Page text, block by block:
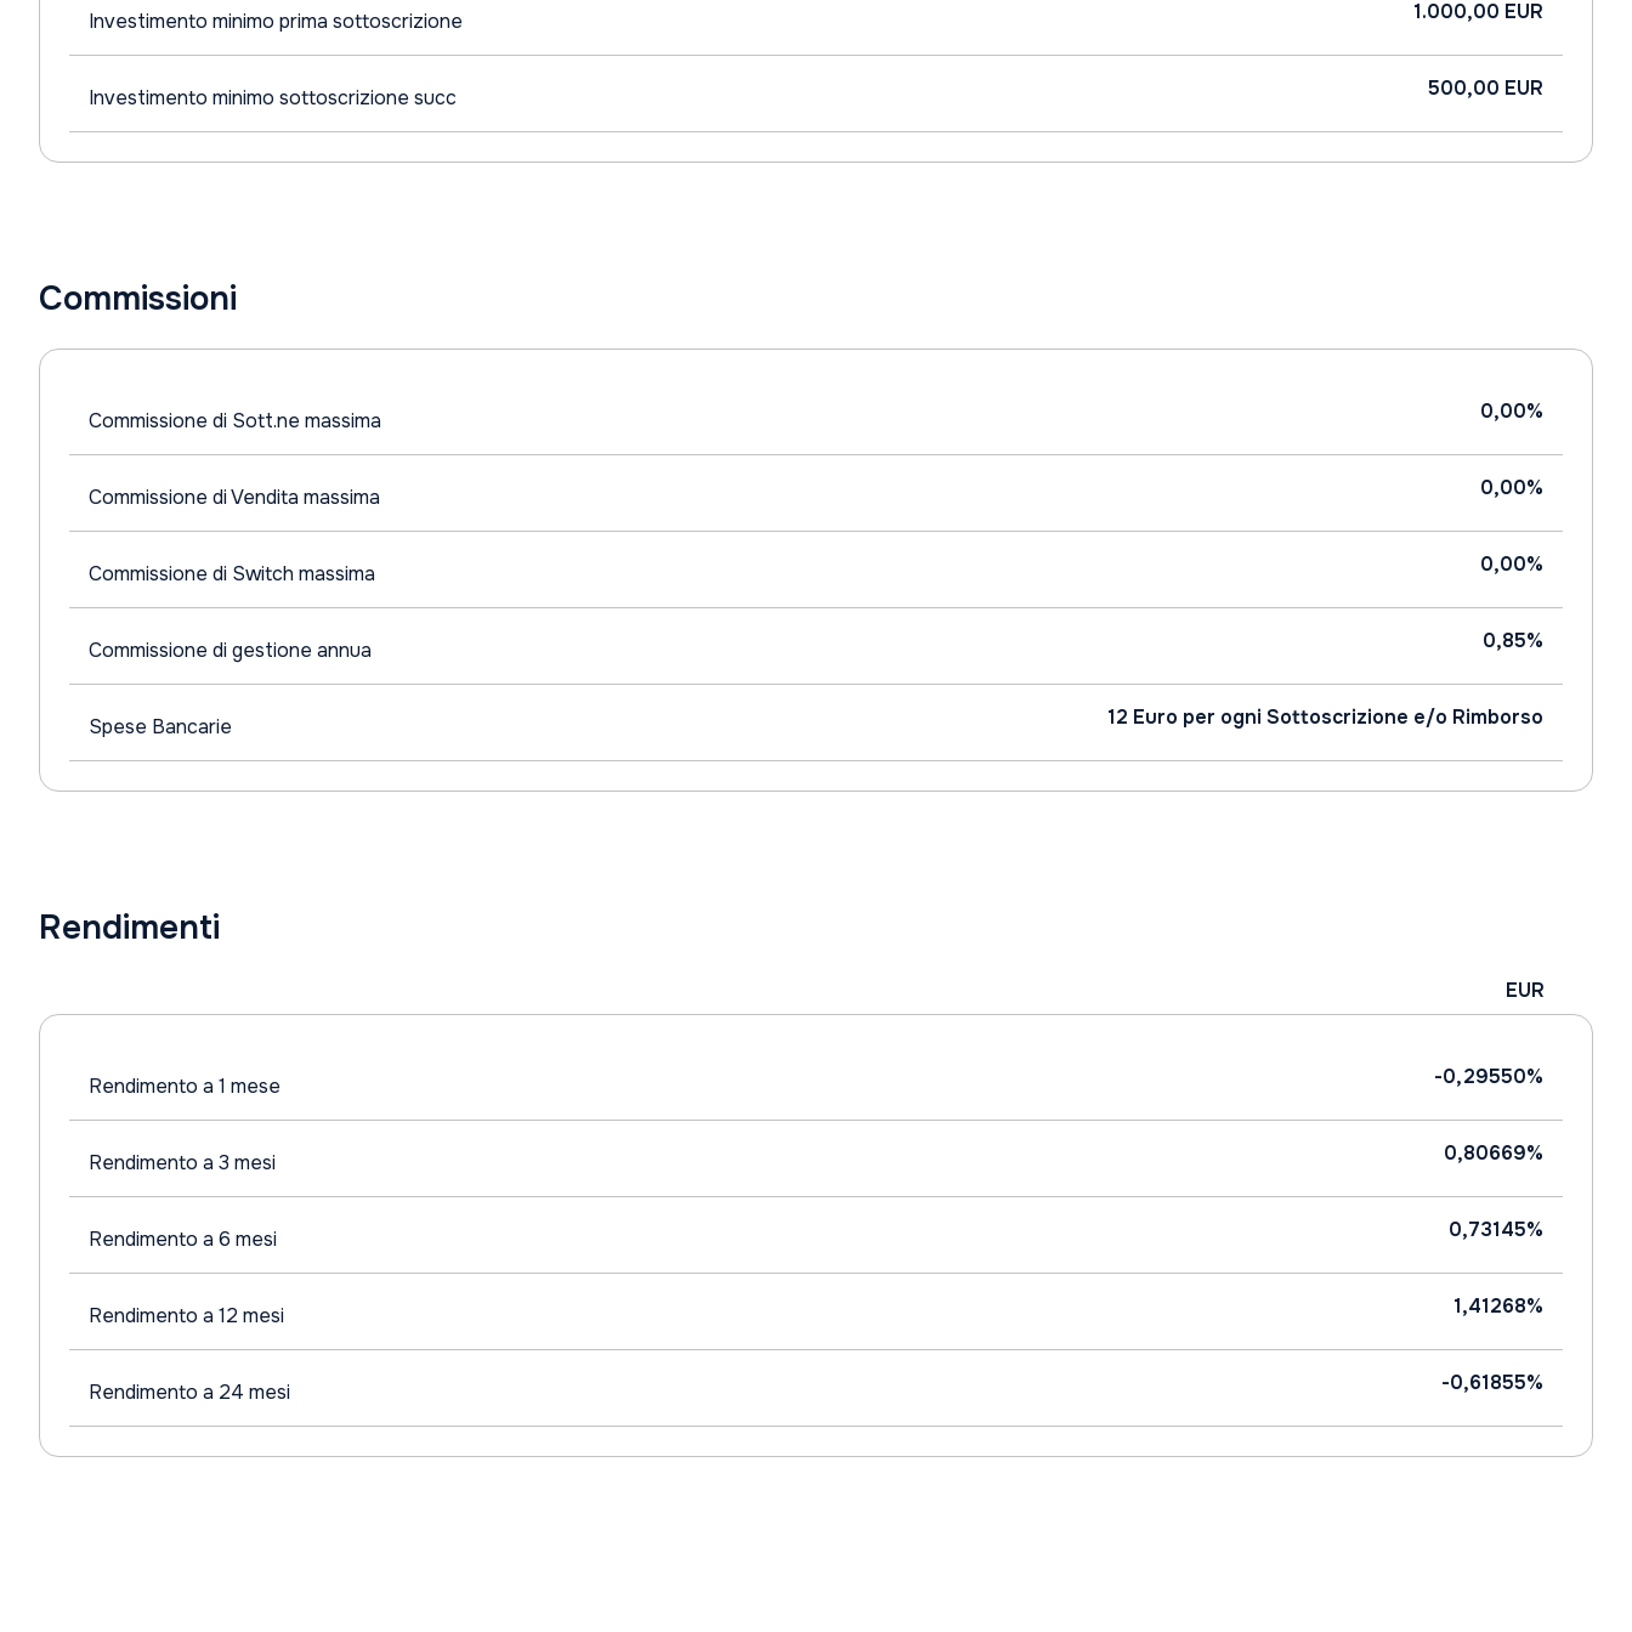
Investimento minimo prima sottoscrizione 1.000,00 EUR
Investimento minimo sottoscrizione succ 500,00 EUR
Commissioni
Commissione di Sott.ne massima 0,00%
Commissione di Vendita massima 0,00%
Commissione di Switch massima 0,00%
Commissione di gestione annua 0,85%
Spese Bancarie 12 Euro per ogni Sottoscrizione e/o Rimborso
Rendimenti
EUR
Rendimento a 1 mese -0,29550%
Rendimento a 3 mesi 0,80669%
Rendimento a 6 mesi 0,73145%
Rendimento a 12 mesi 1,41268%
Rendimento a 24 mesi -0,61855%